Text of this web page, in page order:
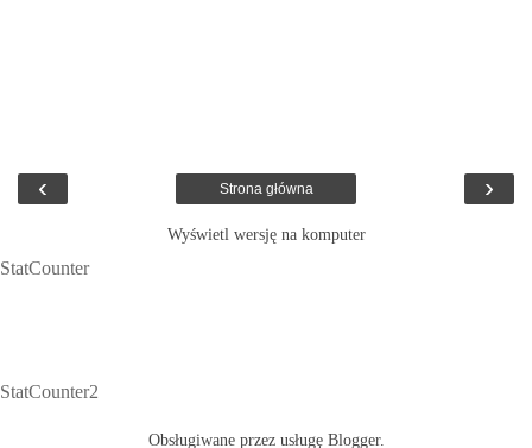
‹ ›
Strona główna
Wyświetl wersję na komputer
StatCounter
StatCounter2
Obsługiwane przez usługę Blogger.